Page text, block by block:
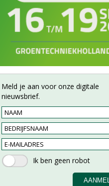
Meld je aan voor onze digitale
nieuwsbrief.